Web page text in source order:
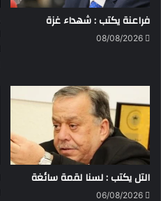
فراعنة يكتب : شهداء غزة
08/08/2026
التل يكتب : لسنا لقمة سائغة
06/08/2026